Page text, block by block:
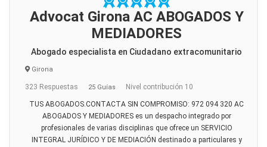
Advocat Girona AC ABOGADOS Y
MEDIADORES
Abogado especialista en Ciudadano extracomunitario
Girona
323 Respuestas 25 Guías Nivel contribución 10
TUS ABOGADOS.CONTACTA SIN COMPROMISO: 972 094 320 AC
ABOGADOS Y MEDIADORES es un despacho integrado por
profesionales de varias disciplinas que ofrece un SERVICIO
INTEGRAL JURÍDICO Y DE MEDIACIÓN destinado a particulares y